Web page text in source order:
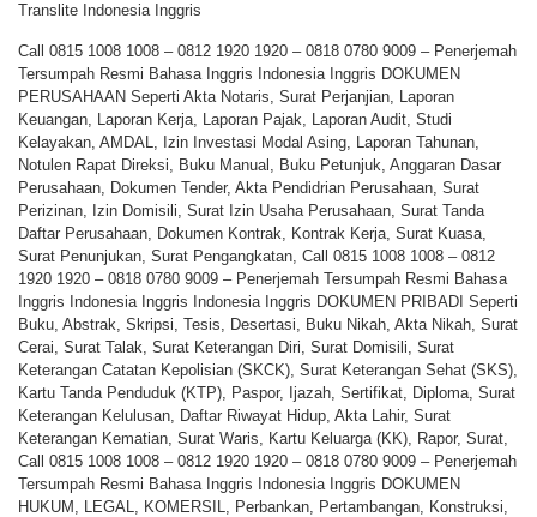
Translite Indonesia Inggris
Call 0815 1008 1008 – 0812 1920 1920 – 0818 0780 9009 – Penerjemah
Tersumpah Resmi Bahasa Inggris Indonesia Inggris DOKUMEN
PERUSAHAAN Seperti Akta Notaris, Surat Perjanjian, Laporan
Keuangan, Laporan Kerja, Laporan Pajak, Laporan Audit, Studi
Kelayakan, AMDAL, Izin Investasi Modal Asing, Laporan Tahunan,
Notulen Rapat Direksi, Buku Manual, Buku Petunjuk, Anggaran Dasar
Perusahaan, Dokumen Tender, Akta Pendidrian Perusahaan, Surat
Perizinan, Izin Domisili, Surat Izin Usaha Perusahaan, Surat Tanda
Daftar Perusahaan, Dokumen Kontrak, Kontrak Kerja, Surat Kuasa,
Surat Penunjukan, Surat Pengangkatan, Call 0815 1008 1008 – 0812
1920 1920 – 0818 0780 9009 – Penerjemah Tersumpah Resmi Bahasa
Inggris Indonesia Inggris Indonesia Inggris DOKUMEN PRIBADI Seperti
Buku, Abstrak, Skripsi, Tesis, Desertasi, Buku Nikah, Akta Nikah, Surat
Cerai, Surat Talak, Surat Keterangan Diri, Surat Domisili, Surat
Keterangan Catatan Kepolisian (SKCK), Surat Keterangan Sehat (SKS),
Kartu Tanda Penduduk (KTP), Paspor, Ijazah, Sertifikat, Diploma, Surat
Keterangan Kelulusan, Daftar Riwayat Hidup, Akta Lahir, Surat
Keterangan Kematian, Surat Waris, Kartu Keluarga (KK), Rapor, Surat,
Call 0815 1008 1008 – 0812 1920 1920 – 0818 0780 9009 – Penerjemah
Tersumpah Resmi Bahasa Inggris Indonesia Inggris DOKUMEN
HUKUM, LEGAL, KOMERSIL, Perbankan, Pertambangan, Konstruksi,